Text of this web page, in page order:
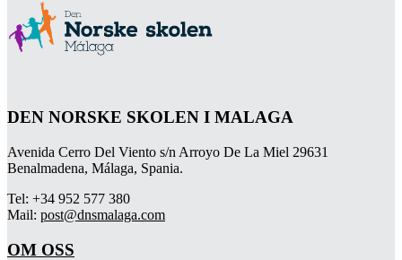
DEN NORSKE SKOLEN I MALAGA
Avenida Cerro Del Viento s/n Arroyo De La Miel 29631
Benalmadena, Málaga, Spania.
Tel: +34 952 577 380
Mail: post@dnsmalaga.com
OM OSS